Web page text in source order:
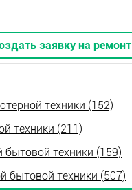
заявку на ремонт
техники (152)
техники (211)
техники (159)
бытовой техники (507)